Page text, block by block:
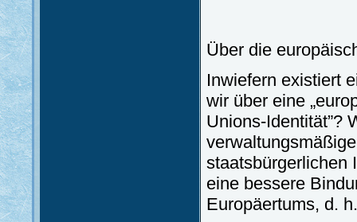
Über die
Inwiefern existiert
wir über eine
Unions-Identität”?
staatsbürgerlichen
eine bessere
Europäertums, d.